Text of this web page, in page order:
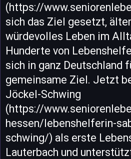
(https://
sich das Ziel gesetzt,
würdevolles Leben im
Hunderte von
sich in ganz Deutschland
gemeinsame Ziel. Jetzt
Jöckel-Schwing
(https://
hessen/lebenshelferin-
schwing/) als erste
Lauterbach und